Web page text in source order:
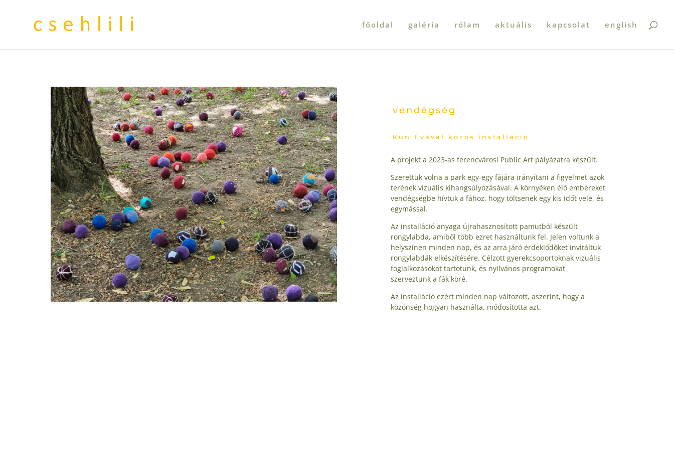
főoldal galéria rólam aktuális kapcsolat english
vendégség
Kun Évával közös installáció
A projekt a 2023-as ferencvárosi Public Art pályázatra készült.
Szerettük volna a park egy-egy fájára irányítani a figyelmet azok
terének vizuális kihangsúlyozásával. A környéken élő embereket
vendégségbe hívtuk a fához, hogy töltsenek egy kis időt vele, és
egymással.
Az installáció anyaga újrahasznosított pamutból készült
rongylabda, amiből több ezret használtunk fel. Jelen voltunk a
helyszínen minden nap, és az arra járó érdeklődőket invitáltuk
rongylabdák elkészítésére. Célzott gyerekcsoportoknak vizuális
foglalkozásokat tartotunk, és nyilvános programokat
szerveztünk a fák köré.
Az installáció ezért minden nap változott, aszerint, hogy a
közönség hogyan használta, módosította azt.